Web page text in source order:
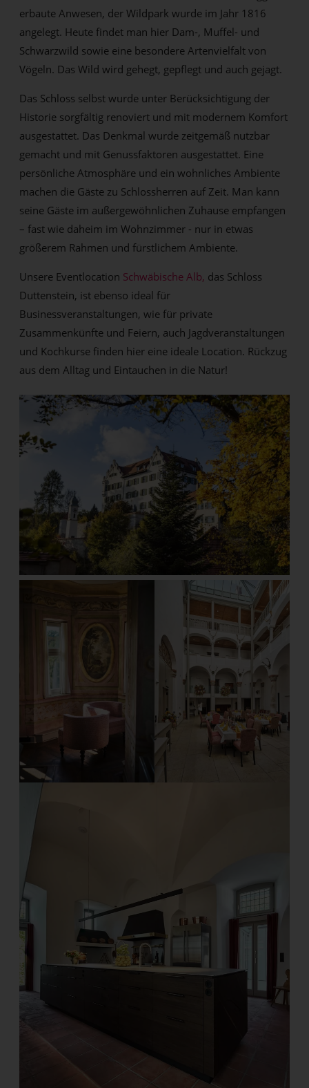
erbaute Anwesen, der Wildpark wurde im Jahr 1816
angelegt. Heute findet man hier Dam-, Muffel- und
Schwarzwild sowie eine besondere Artenvielfalt von
Vögeln. Das Wild wird gehegt, gepflegt und auch gejagt.
Das Schloss selbst wurde unter Berücksichtigung der
Historie sorgfältig renoviert und mit modernem Komfort
ausgestattet. Das Denkmal wurde zeitgemäß nutzbar
gemacht und mit Genussfaktoren ausgestattet. Eine
persönliche Atmosphäre und ein wohnliches Ambiente
machen die Gäste zu Schlossherren auf Zeit. Man kann
seine Gäste im außergewöhnlichen Zuhause empfangen
– fast wie daheim im Wohnzimmer - nur in etwas
größerem Rahmen und fürstlichem Ambiente.
Unsere Eventlocation Schwäbische Alb, das Schloss
Duttenstein, ist ebenso ideal für
Businessveranstaltungen, wie für private
Zusammenkünfte und Feiern, auch Jagdveranstaltungen
und Kochkurse finden hier eine ideale Location. Rückzug
aus dem Alltag und Eintauchen in die Natur!